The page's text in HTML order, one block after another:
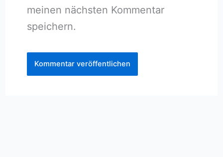
meinen nächsten Kommentar
speichern.